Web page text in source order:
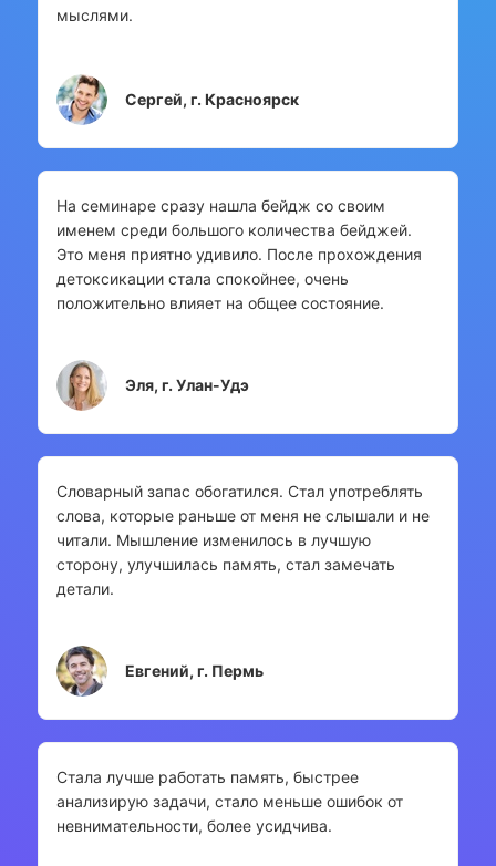
мыслями.
Сергей, г. Красноярск
На семинаре сразу нашла бейдж со своим
именем среди большого количества бейджей.
Это меня приятно удивило. После прохождения
детоксикации стала спокойнее, очень
положительно влияет на общее состояние.
Эля, г. Улан-Удэ
Словарный запас обогатился. Стал употреблять
слова, которые раньше от меня не слышали и не
читали. Мышление изменилось в лучшую
сторону, улучшилась память, стал замечать
детали.
Евгений, г. Пермь
Стала лучше работать память, быстрее
анализирую задачи, стало меньше ошибок от
невнимательности, более усидчива.